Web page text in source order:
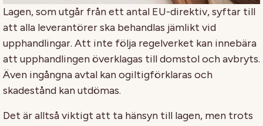
Lagen, som utgår från ett antal EU-direktiv, syftar till
att alla leverantörer ska behandlas jämlikt vid
upphandlingar. Att inte följa regelverket kan innebära
att upphandlingen överklagas till domstol och avbryts.
Även ingångna avtal kan ogiltigförklaras och
skadestånd kan utdömas.
Det är alltså viktigt att ta hänsyn till lagen, men trots